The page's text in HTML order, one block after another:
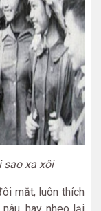
sao xa xôi
mắt, luôn thích